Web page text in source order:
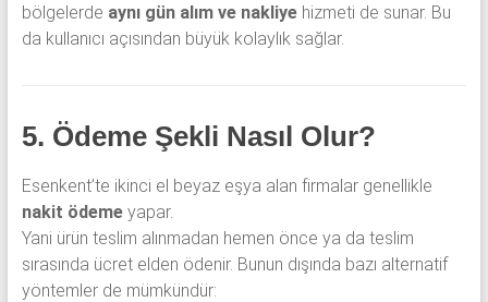
bölgelerde aynı gün alım ve nakliyehizmeti de sunar. Bu
da kullanıcı açısından büyük kolaylık sağlar.
5. Ödeme Şekli Nasıl Olur?
Esenkent’te ikinci el beyaz eşya alan firmalar genellikle
nakit ödemeyapar.
Yani ürün teslim alınmadan hemen önce ya da teslim
sırasında ücret elden ödenir. Bunun dışında bazı alternatif
yöntemler de mümkündür: